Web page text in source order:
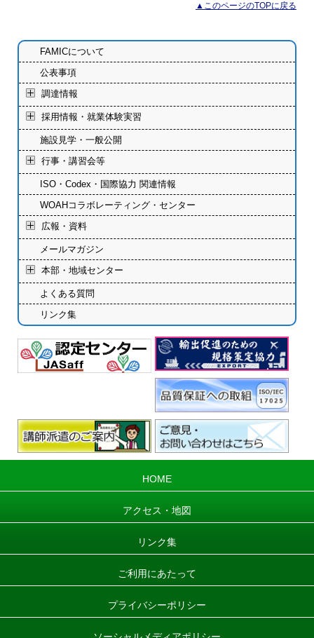
▲このページのTOPに戻る
FAMICについて
公表事項
調達情報
採用情報・就業体験実習
施設見学・一般公開
行事・講習会等
ISO・Codex・国際協力 関連情報
WOAHコラボレーティング・センター
広報・資料
メールマガジン
本部・地域センター
よくある質問
リンク集
HOME
アクセス・地図
リンク集
ご利用にあたって
プライバシーポリシー